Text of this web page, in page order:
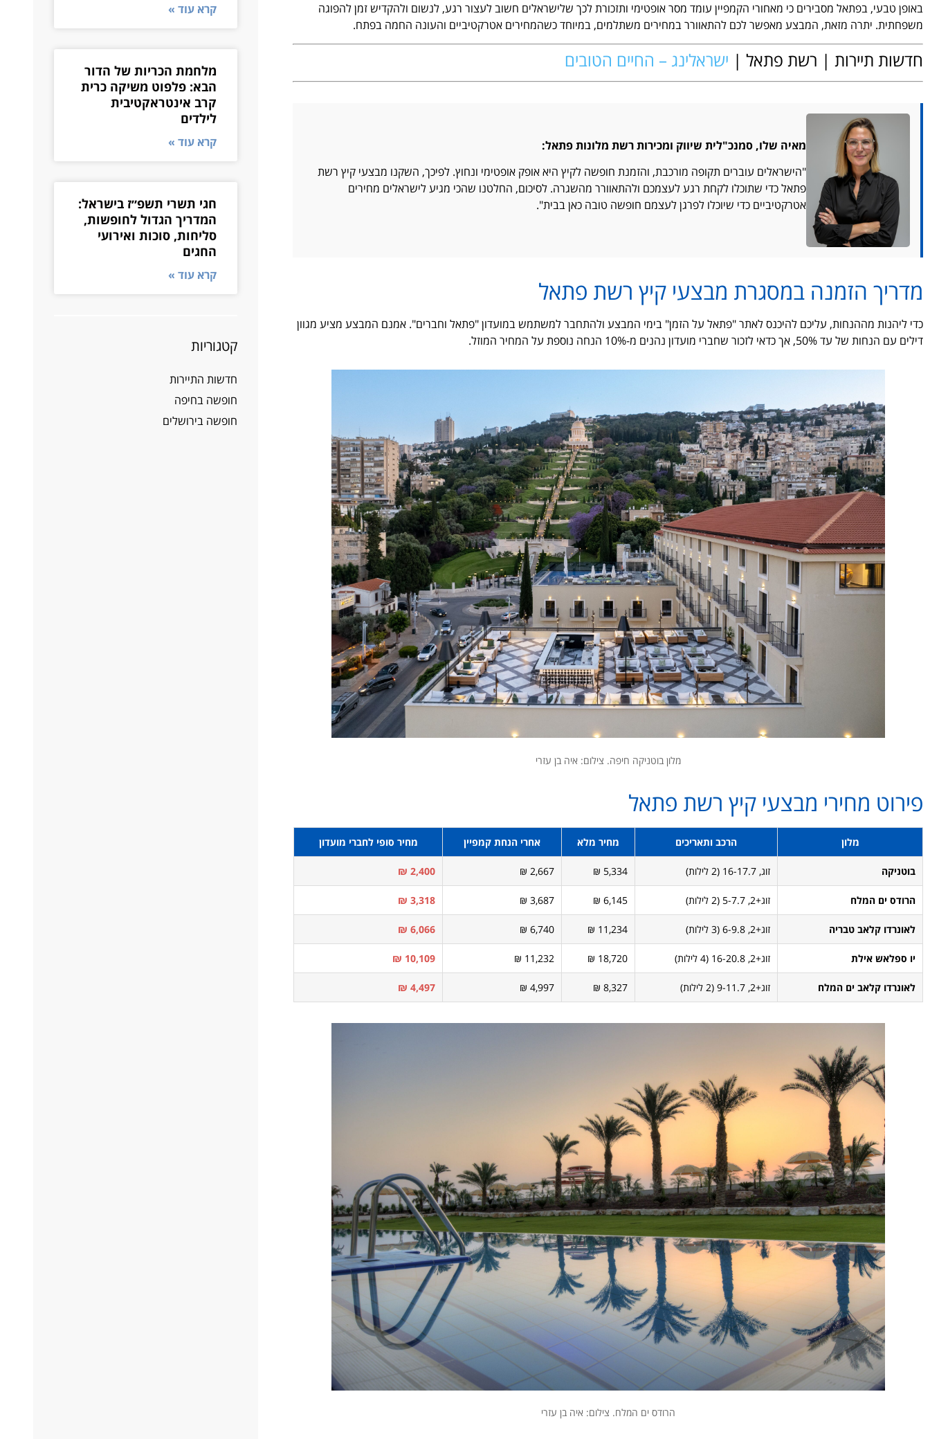
באופן טבעי, בפתאל מסבירים כי מאחורי הקמפיין עומד מסר אופטימי ותזכורת לכך שלישראלים חשוב לעצור רגע, לנשום ולהקדיש זמן להפוגה
משפחתית. יתרה מזאת, המבצע מאפשר לכם להתאוורר במחירים משתלמים, במיוחד כשהמחירים אטרקטיביים והעונה החמה בפתח.
חדשות תיירות | רשת פתאל | ישראלינג – החיים הטובים
מאיה שלו, סמנכ"לית שיווק ומכירות רשת מלונות פתאל:
"הישראלים עוברים תקופה מורכבת, והזמנת חופשה לקיץ היא אופק אופטימי ונחוץ. לפיכך, השקנו מבצעי קיץ רשת
פתאל כדי שתוכלו לקחת רגע לעצמכם ולהתאוורר מהשגרה. לסיכום, החלטנו שהכי מגיע לישראלים מחירים
אטרקטיביים כדי שיוכלו לפרגן לעצמם חופשה טובה כאן בבית".
מדריך הזמנה במסגרת מבצעי קיץ רשת פתאל
כדי ליהנות מההנחות, עליכם להיכנס לאתר "פתאל על הזמן" בימי המבצע ולהתחבר למשתמש במועדון "פתאל וחברים". אמנם המבצע מציע מגוון
דילים עם הנחות של עד 50%, אך כדאי לזכור שחברי מועדון נהנים מ-10% הנחה נוספת על המחיר המוזל.
מלון בוטניקה חיפה. צילום: איה בן עזרי
פירוט מחירי מבצעי קיץ רשת פתאל
מלון הרכב ותאריכים מחיר מלא אחרי הנחת קמפיין מחיר סופי לחברי מועדון
בוטניקה זוג, 16-17.7 (2 לילות) 5,334 ₪
2,667 ₪
2,400 ₪
הרודס ים המלח זוג+2, 5-7.7 (2 לילות) 6,145 ₪
3,687 ₪
3,318 ₪
לאונרדו קלאב טבריה זוג+2, 6-9.8 (3 לילות) 11,234 ₪
6,740 ₪
6,066 ₪
יו ספלאש אילת זוג+2, 16-20.8 (4 לילות) 18,720 ₪
11,232 ₪
10,109 ₪
לאונרדו קלאב ים המלח זוג+2, 9-11.7 (2 לילות) 8,327 ₪
4,997 ₪
4,497 ₪
הרודס ים המלח. צילום: איה בן עזרי
קרא עוד »
מלחמת הכריות של הדור
הבא: פלפוט משיקה כרית
קרב אינטראקטיבית
לילדים
קרא עוד »
חגי תשרי תשפ״ז בישראל:
המדריך הגדול לחופשות,
סליחות, סוכות ואירועי
החגים
קרא עוד »
קטגוריות
חדשות התיירות
חופשה בחיפה
חופשה בירושלים